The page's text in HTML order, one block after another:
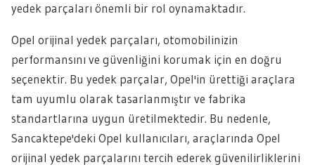
yedek parçaları önemli bir rol oynamaktadır.
Opel orijinal yedek parçaları, otomobilinizin
performansını ve güvenliğini korumak için en doğru
seçenektir. Bu yedek parçalar, Opel'in ürettiği araçlara
tam uyumlu olarak tasarlanmıştır ve fabrika
standartlarına uygun üretilmektedir. Bu nedenle,
Sancaktepe'deki Opel kullanıcıları, araçlarında Opel
orijinal yedek parçalarını tercih ederek güvenilirliklerini